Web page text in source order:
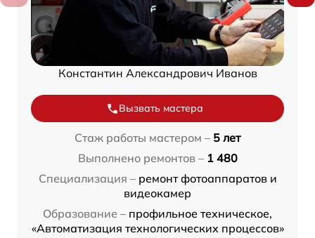
Константин Александрович Иванов
Вызвать мастера
Стаж работы мастером – 5 лет
Выполнено ремонтов – 1 480
Специализация – ремонт фотоаппаратов и
видеокамер
Образование – профильное техническое,
«Автоматизация технологических процессов»